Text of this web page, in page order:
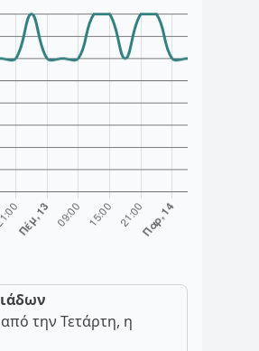
την Τετάρτη, η